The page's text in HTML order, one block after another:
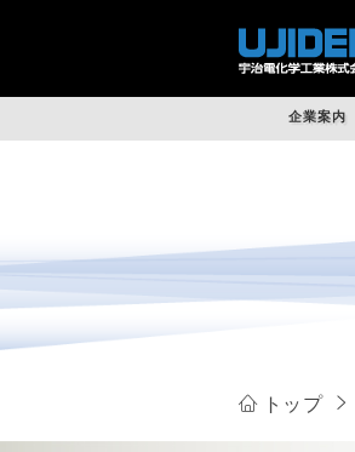
企業案内
トップ